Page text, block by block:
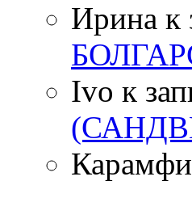
Ирина к
Ivo к